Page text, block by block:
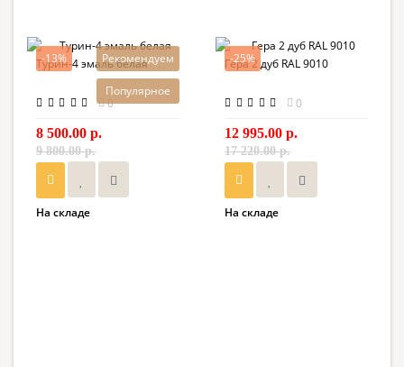
-13% Рекомендуем
Популярное
Турин-4 эмаль белая
0
8 500.00 р.
9 800.00 р.
На складе
-25%
Гера 2 дуб RAL 9010
0
12 995.00 р.
17 220.00 р.
На складе